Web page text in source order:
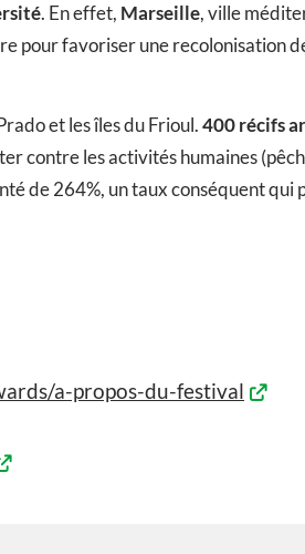
. En effet, Marseille, ville
pour favoriser une recolonisation
et les îles du Frioul.400 récifs
contre les activités humaines
de 264%, un taux conséquent
a-propos-du-festival